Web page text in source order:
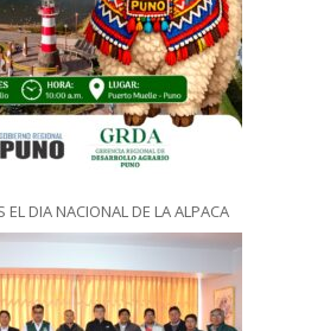
EL DIA NACIONAL DE LA ALPACA